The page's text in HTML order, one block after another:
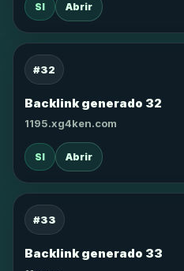
SI Abrir
#32
Backlink generado 32
1195.xg4ken.com
SI Abrir
#33
Backlink generado 33